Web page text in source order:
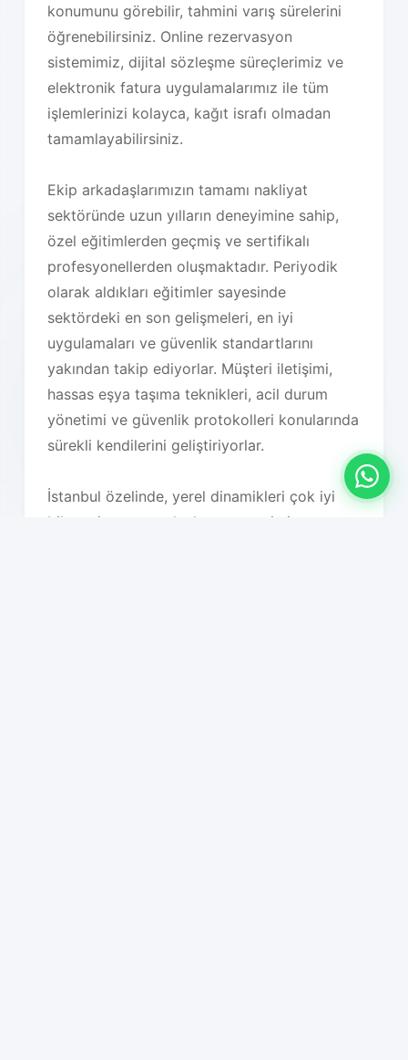
konumunu görebilir, tahmini varış sürelerini
öğrenebilirsiniz. Online rezervasyon
sistemimiz, dijital sözleşme süreçlerimiz ve
elektronik fatura uygulamalarımız ile tüm
işlemlerinizi kolayca, kağıt israfı olmadan
tamamlayabilirsiniz.
Ekip arkadaşlarımızın tamamı nakliyat
sektöründe uzun yılların deneyimine sahip,
özel eğitimlerden geçmiş ve sertifikalı
profesyonellerden oluşmaktadır. Periyodik
olarak aldıkları eğitimler sayesinde
sektördeki en son gelişmeleri, en iyi
uygulamaları ve güvenlik standartlarını
yakından takip ediyorlar. Müşteri iletişimi,
hassas eşya taşıma teknikleri, acil durum
yönetimi ve güvenlik protokolleri konularında
sürekli kendilerini geliştiriyorlar.
İstanbul özelinde, yerel dinamikleri çok iyi
bilmemiz taşıma planlarımızı optimize